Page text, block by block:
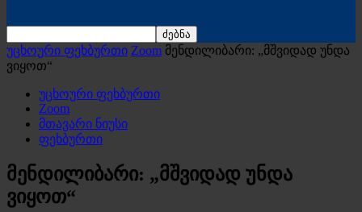
უცხოური ფეხბურთი Zoom მენდილიბარი: „მშვიდად უნდა
ვიყოთ“
უცხოური ფეხბურთი
Zoom
მთავარი ნიუსი
ფეხბურთი
მენდილიბარი: „მშვიდად უნდა
ვიყოთ“